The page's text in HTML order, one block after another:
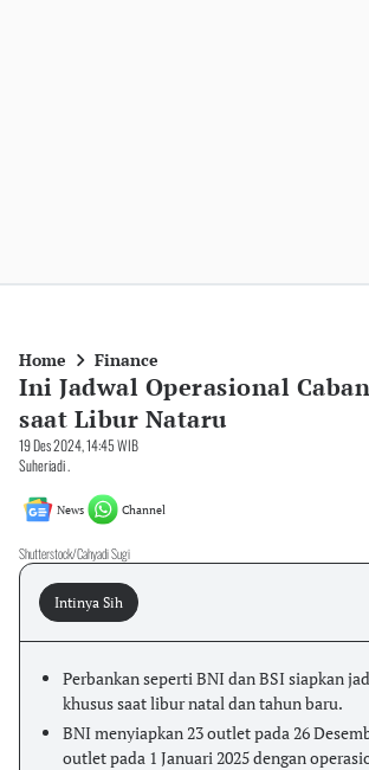
Home Finance
Ini Jadwal Operasional
saat Libur Nataru
19 Des 2024, 14:45 WIB
Suheriadi .
News Channel
Shutterstock/Cahyadi Sugi
Intinya Sih
Perbankan seperti BNI dan BSI siapkan
khusus saat libur natal dan tahun baru.
BNI menyiapkan 23 outlet pada 26
outlet pada 1 Januari 2025 dengan